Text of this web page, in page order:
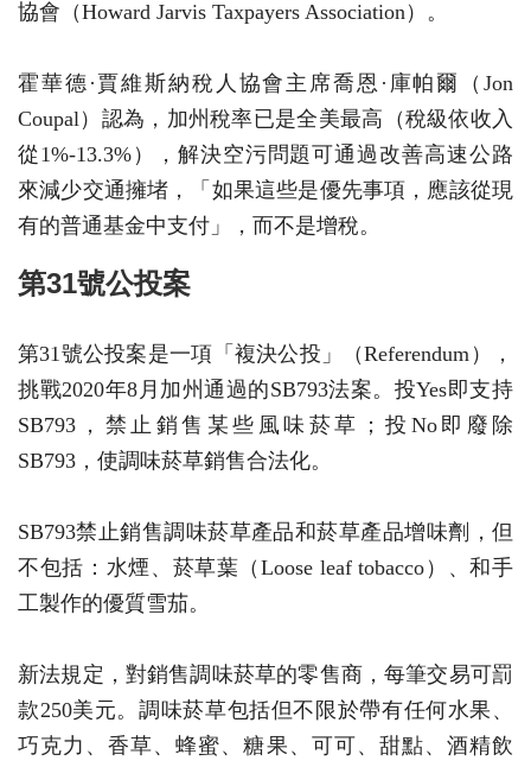
協會（Howard Jarvis Taxpayers Association）。
霍華德·賈維斯納稅人協會主席喬恩·庫帕爾（Jon
Coupal）認為，加州稅率已是全美最高（稅級依收入
從1%-13.3%），解決空污問題可通過改善高速公路
來減少交通擁堵，「如果這些是優先事項，應該從現
有的普通基金中支付」，而不是增稅。
第31號公投案
第31號公投案是一項「複決公投」（Referendum），
挑戰2020年8月加州通過的SB793法案。投Yes即支持
SB793，禁止銷售某些風味菸草；投No即廢除
SB793，使調味菸草銷售合法化。
SB793禁止銷售調味菸草產品和菸草產品增味劑，但
不包括：水煙、菸草葉（Loose leaf tobacco）、和手
工製作的優質雪茄。
新法規定，對銷售調味菸草的零售商，每筆交易可罰
款250美元。調味菸草包括但不限於帶有任何水果、
巧克力、香草、蜂蜜、糖果、可可、甜點、酒精飲